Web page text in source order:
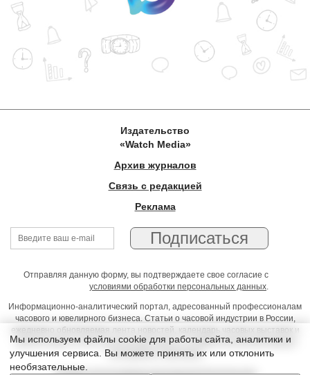
Издательство
«Watch Media»
Архив журналов
Связь с редакцией
Реклама
Отправляя данную форму, вы подтверждаете свое согласие с
условиями обработки персональных данных.
Информационно-аналитический портал, адресованный профессионалам
часового и ювелирного бизнеса. Статьи о часовой индустрии в России,
ежедневно обновляемая лента новостей, календарь часовых выставок и
презентаций, on-line консультации юриста, профессиональный форум
часовщиков и ювелиров
Мы используем файлы cookie для работы сайта, аналитики и
улучшения сервиса. Вы можете принять их или отклонить
необязательные.